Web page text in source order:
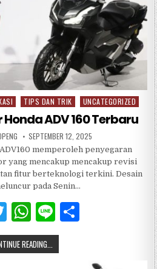
TIPS DAN TRIK UNCATEGORIZED
ADV 160 Terbaru
SEPTEMBER 12, 2025
memperoleh penyegaran
yang mencakup mencakup revisi
fitur berteknologi terkini. Desain
pada Senin…
T
w
it
W
h
at
Li
n
READING...